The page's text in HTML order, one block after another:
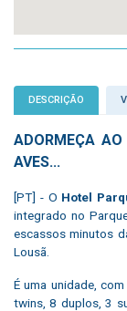
DESCRIÇÃO
ADORMEÇA
AVES...
[PT] - O Hotel
integrado no
escassos minutos
Lousã.
É uma unidade,
twins, 8 duplos, 3